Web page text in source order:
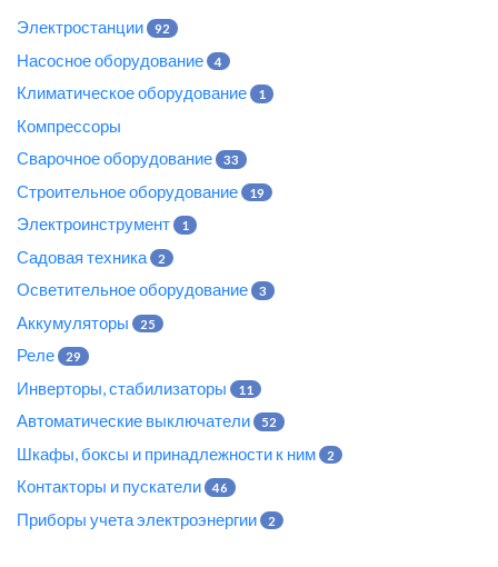
Электростанции 92
Насосное оборудование 4
Климатическое оборудование 1
Компрессоры
Сварочное оборудование
33
Строительное оборудование 19
Электроинструмент 1
Садовая техника 2
Осветительное оборудование 3
Аккумуляторы 25
Реле 29
Инверторы, стабилизаторы 11
Автоматические выключатели 52
Шкафы, боксы и принадлежности к ним 2
Контакторы и пускатели 46
Приборы учета электроэнергии 2